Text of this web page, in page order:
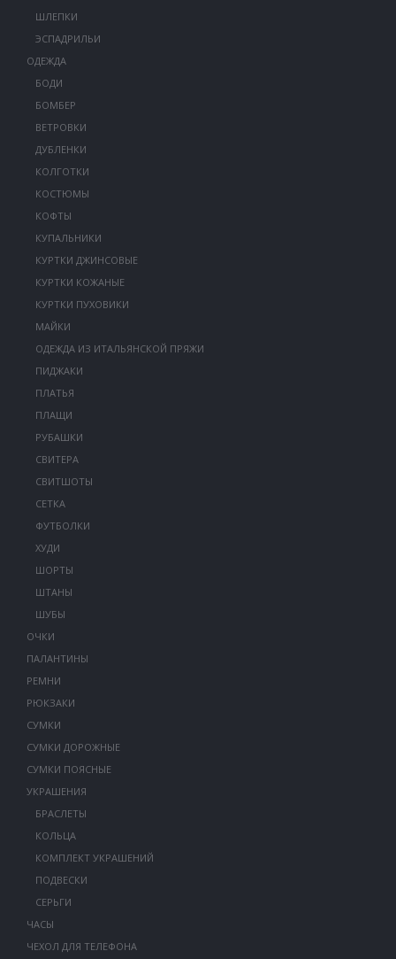
ШЛЕПКИ
ЭСПАДРИЛЬИ
ОДЕЖДА
БОДИ
БОМБЕР
ВЕТРОВКИ
ДУБЛЕНКИ
КОЛГОТКИ
КОСТЮМЫ
КОФТЫ
КУПАЛЬНИКИ
КУРТКИ ДЖИНСОВЫЕ
КУРТКИ КОЖАНЫЕ
КУРТКИ ПУХОВИКИ
МАЙКИ
ОДЕЖДА ИЗ ИТАЛЬЯНСКОЙ ПРЯЖИ
ПИДЖАКИ
ПЛАТЬЯ
ПЛАЩИ
РУБАШКИ
СВИТЕРА
СВИТШОТЫ
СЕТКА
ФУТБОЛКИ
ХУДИ
ШОРТЫ
ШТАНЫ
ШУБЫ
ОЧКИ
ПАЛАНТИНЫ
РЕМНИ
РЮКЗАКИ
СУМКИ
СУМКИ ДОРОЖНЫЕ
СУМКИ ПОЯСНЫЕ
УКРАШЕНИЯ
БРАСЛЕТЫ
КОЛЬЦА
КОМПЛЕКТ УКРАШЕНИЙ
ПОДВЕСКИ
СЕРЬГИ
ЧАСЫ
ЧЕХОЛ ДЛЯ ТЕЛЕФОНА